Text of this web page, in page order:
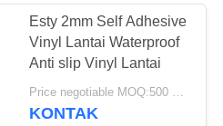
Kering
49
Esty 2mm Self Adhesive
Vinyl Lantai Waterproof
Anti slip Vinyl Lantai
KONTAK